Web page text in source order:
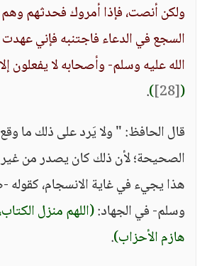
ولكن أنصت، فإذا أمروك فحدثهم وهم
السجع في الدعاء فاجتنبه فإني
الله عليه وسلم- وأصحابه لا يفعلون
(
[28]
)
.
قال الحافظ: " ولا يَرد على ذلك ما
الصحيحة؛ لأن ذلك كان يصدر من
هذا يجيء في غاية الانسجام، كقوله
وسلم- في الجهاد:(اللهم منزل
هازم الأحزاب).